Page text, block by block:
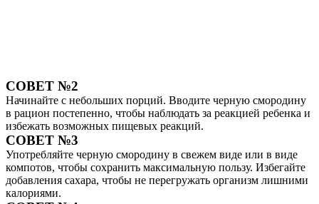
СОВЕТ №2
Начинайте с небольших порций. Вводите черную смородину
в рацион постепенно, чтобы наблюдать за реакцией ребенка и
избежать возможных пищевых реакций.
СОВЕТ №3
Употребляйте черную смородину в свежем виде или в виде
компотов, чтобы сохранить максимальную пользу. Избегайте
добавления сахара, чтобы не перегружать организм лишними
калориями.